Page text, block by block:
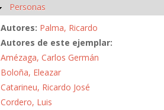
Ocultar
Personas
Autores: Palma, Ricardo
Autores de este ejemplar:
Amézaga, Carlos Germán
Boloña, Eleazar
Catarineu, Ricardo José
Cordero, Luis